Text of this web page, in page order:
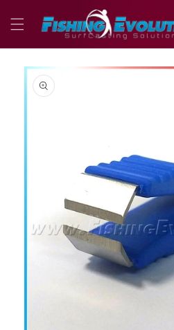
direttamente
ai contenuti
Passa alle
informazioni
sul prodotto